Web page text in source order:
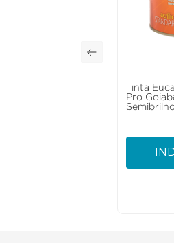
Tinta
Pro